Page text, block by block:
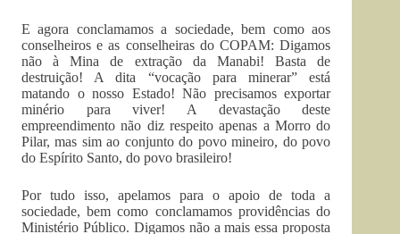
E agora conclamamos a sociedade, bem como aos
conselheiros e as conselheiras do COPAM: Digamos
não à Mina de extração da Manabi! Basta de
destruição! A dita “vocação para minerar” está
matando o nosso Estado! Não precisamos exportar
minério para viver! A devastação deste
empreendimento não diz respeito apenas a Morro do
Pilar, mas sim ao conjunto do povo mineiro, do povo
do Espírito Santo, do povo brasileiro!
Por tudo isso, apelamos para o apoio de toda a
sociedade, bem como conclamamos providências do
Ministério Público. Digamos não a mais essa proposta